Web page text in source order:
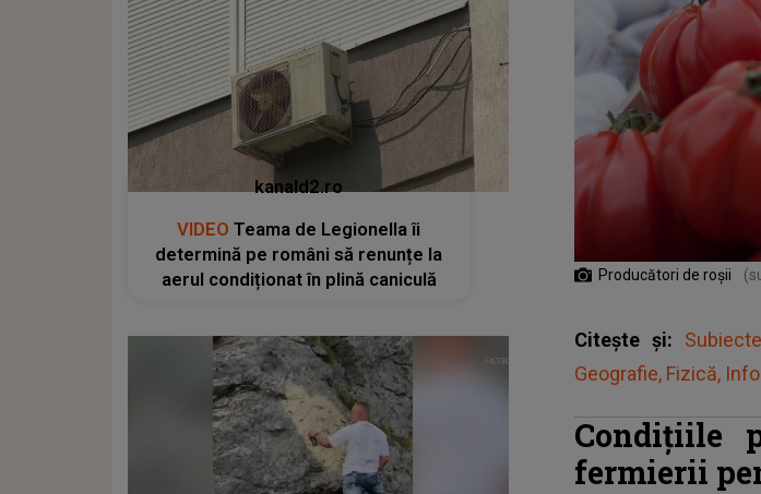
Producători de roșii
Citește și:
Geografie, Fizică,
Condițiile
fermierii
kanald2.ro
VIDEO Teama de Legionella îi
determină pe români să renunțe la
aerul condiționat în plină caniculă